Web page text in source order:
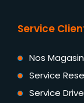
Service
Nos
Service
Service Drive